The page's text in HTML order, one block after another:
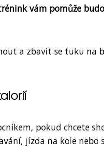
vám pomůže
a zbavit se tuku na
pokud chcete
jízda na kole